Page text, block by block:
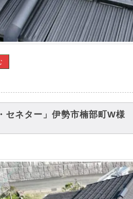
セネター」伊勢市楠部町W